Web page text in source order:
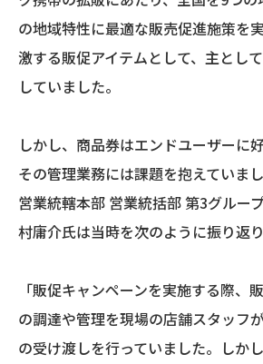
の地域特性に最適な販売促進施策を
激する販促アイテムとして、主とし
していました。
しかし、商品券はエンドユーザーに
その管理業務には課題を抱えていま
営業統轄本部 営業統括部 第3グルー
村庸介氏は当時を次のように振り返り
「販促キャンペーンを実施する際、
の調達や管理を現場の店舗スタッフ
の受け渡しを行っていました。しか